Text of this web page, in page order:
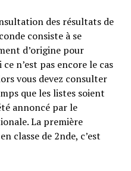
des résultats de
consiste à se
d’origine pour
n’est pas encore le cas
vous devez consulter
que les listes soient
annoncé par le
La première
classe de 2nde, c’est